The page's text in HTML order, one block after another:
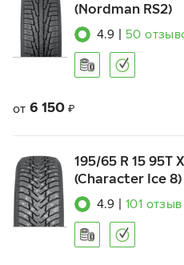
(Nordman RS2)
4.9 50
от 6 150 ₽
195/65 R 15 95T
(Character Ice 8)
4.9 101 отзыв